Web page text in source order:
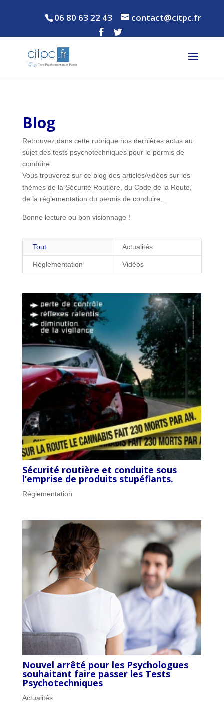
06 80 63 22 43 contact@citpc.fr
Blog
Retrouvez dans cette rubrique nos dernières actus au
sujet des tests psychotechniques pour le permis de
conduire.
Vous trouverez sur ce blog des articles/vidéos sur les
thèmes de la Sécurité Routière, du Code de la Route,
de la réglementation du permis de conduire…
Bonne lecture ou bon visionnage !
Tout Actualités
Réglementation Vidéos
Sécurité routière et conduite sous
l’emprise de produits stupéfiants.
Réglementation
Nouvel arrêté pour les Psychologues
souhaitant faire passer les Tests
Psychotechniques
Actualités